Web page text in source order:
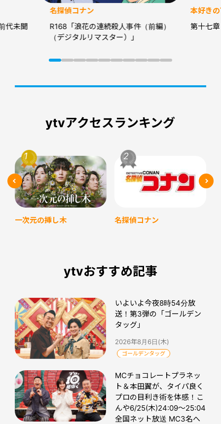
代未聞
名探偵コナン
R168「浪花の連続殺人事件（前編）
（デジタルリマスター）」
本好き
第十七
ytvアクセスランキング
一次元の挿し木 名探偵コナン
ytvおすすめ記事
いよいよ今夜8時54分放
送！第3弾の「ゴールデン
タッグ」
2026年8月6日(木)
ゴールデンタッグ
MCチョコレートプラネッ
ト＆本田翼が、タイパ良く
プロの目利き術を体感！こ
んや6/25(木)24:09～25:04
全国ネット放送 MC3名へ